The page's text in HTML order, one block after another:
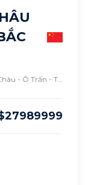
Tô Châu - Bắc Kinh)